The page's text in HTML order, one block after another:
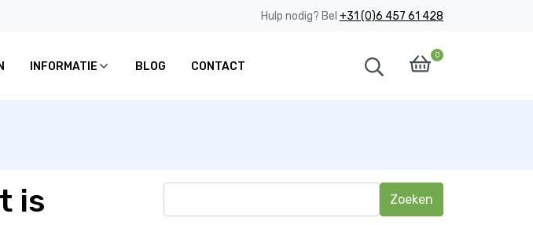
Hulp nodig? Bel +31 (0)6 457 61 428
INFORMATIE BLOG CONTACT
0
is
naar: